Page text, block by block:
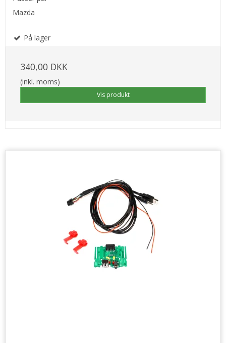
Mazda
På lager
340,00 DKK
(inkl. moms)
Vis produkt